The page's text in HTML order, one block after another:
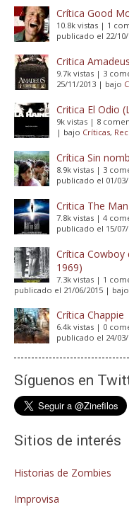
Crítica Good
10.8k vistas | 1
publicado el 22/10/
Critica
9.7k vistas | 3
25/11/2013 | bajo
Critica El Odio
9k vistas | 8
| bajo Críticas,
Crítica Sin
8.9k vistas | 3
publicado el 01/03/
Critica The
7.8k vistas | 4
publicado el 15/07/
Crítica Cowboy
1969)
7.3k vistas | 1
publicado el 21/06/2015 | bajo
Crítica Chappie
6.4k vistas | 0
publicado el 24/03/
Síguenos en
Sitios de interés
Historias de Zombies
Improvisa